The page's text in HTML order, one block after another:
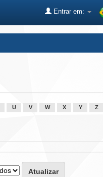
Entrar em:
U V W X Y Z